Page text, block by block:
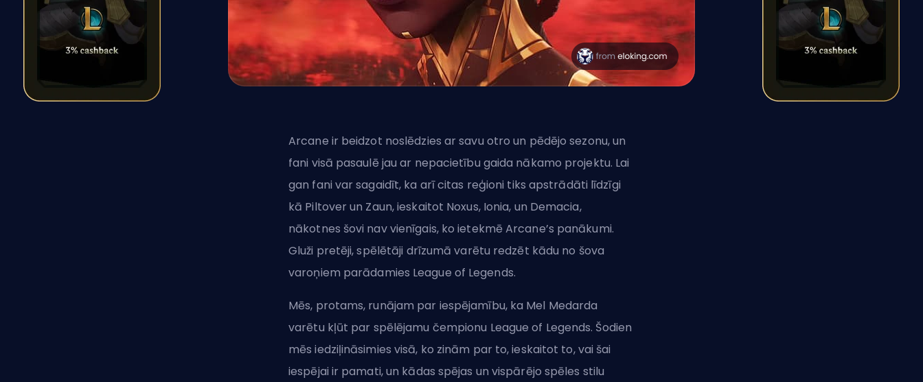
Arcane ir beidzot noslēdzies ar savu otro un pēdējo sezonu, un
fani visā pasaulē jau ar nepacietību gaida nākamo projektu. Lai
gan fani var sagaidīt, ka arī citas reģioni tiks apstrādāti līdzīgi
kā Piltover un Zaun, ieskaitot Noxus, Ionia, un Demacia,
nākotnes šovi nav vienīgais, ko ietekmē Arcane’s panākumi.
Gluži pretēji, spēlētāji drīzumā varētu redzēt kādu no šova
varoņiem parādamies League of Legends.
Mēs, protams, runājam par iespējamību, ka Mel Medarda
varētu kļūt par spēlējamu čempionu League of Legends. Šodien
mēs iedziļināsimies visā, ko zinām par to, ieskaitot to, vai šai
iespējai ir pamati, un kādas spējas un vispārējo spēles stilu